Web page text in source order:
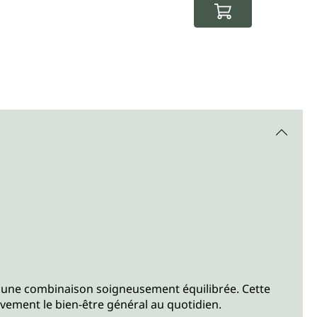
combinaison soigneusement équilibrée. Cette
le bien-être général au quotidien.